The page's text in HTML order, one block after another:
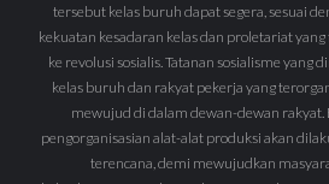
tersebut kelas buruh dapat segera, sesuai
kekuatan kesadaran kelas dan proletariat
ke revolusi sosialis. Tatanan sosialisme yang
kelas buruh dan rakyat pekerja yang
mewujud di dalam dewan-dewan rakyat.
pengorganisasian alat-alat produksi akan
terencana, demi mewujudkan